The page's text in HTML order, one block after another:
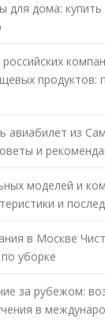
для дома: купить
продуктов:
авиабилет из
и
моделей и
и
в Москве
уборке
за рубежом:
в